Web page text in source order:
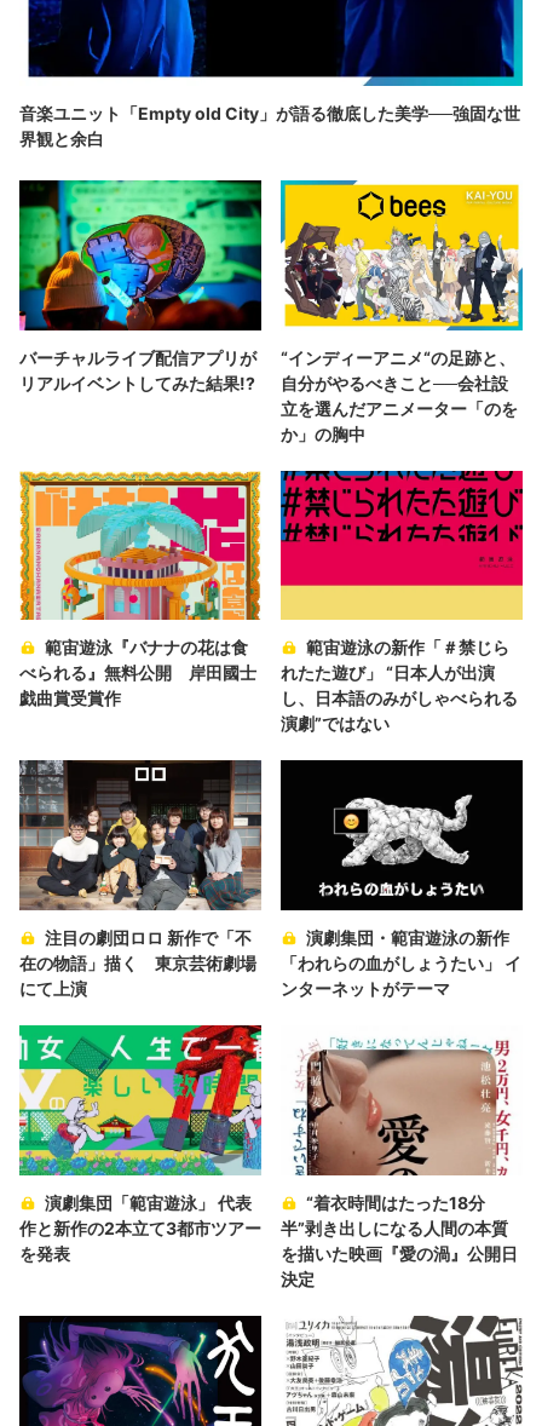
音楽ユニット「Empty old City」が語る徹底した美学──強固な世
界観と余白
バーチャルライブ配信アプリが
リアルイベントしてみた結果!?
“インディーアニメ“の足跡と、
自分がやるべきこと──会社設
立を選んだアニメーター「のを
か」の胸中
範宙遊泳『バナナの花は食
べられる』無料公開 岸田國士
戯曲賞受賞作
範宙遊泳の新作「＃禁じら
れたた遊び」 “日本人が出演
し、日本語のみがしゃべられる
演劇”ではない
注目の劇団ロロ 新作で「不
在の物語」描く 東京芸術劇場
にて上演
演劇集団・範宙遊泳の新作
「われらの血がしょうたい」 イ
ンターネットがテーマ
演劇集団「範宙遊泳」 代表
作と新作の2本立て3都市ツアー
を発表
“着衣時間はたった18分
半”剥き出しになる人間の本質
を描いた映画『愛の渦』公開日
決定